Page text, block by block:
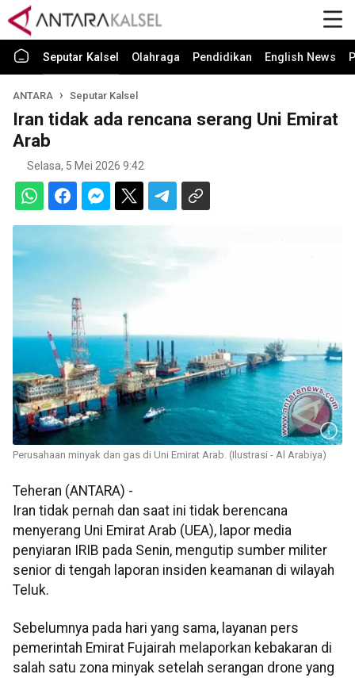
Seputar Kalsel Olahraga Pendidikan English News
ANTARA Seputar Kalsel
Iran tidak ada rencana serang Uni Emirat
Arab
Selasa, 5 Mei 2026 9:42
Perusahaan minyak dan gas di Uni Emirat Arab. (Ilustrasi - Al Arabiya)
Teheran (ANTARA) -
Iran tidak pernah dan saat ini tidak berencana
menyerang Uni Emirat Arab (UEA), lapor media
penyiaran IRIB pada Senin, mengutip sumber militer
senior di tengah laporan insiden keamanan di wilayah
Teluk.
Sebelumnya pada hari yang sama, layanan pers
pemerintah Emirat Fujairah melaporkan kebakaran di
salah satu zona minyak setelah serangan drone yang